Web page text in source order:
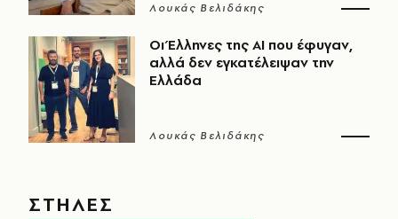
Λουκάς Βελιδάκης
Οι Έλληνες της ΑΙ που έφυγαν,
αλλά δεν εγκατέλειψαν την
Ελλάδα
Λουκάς Βελιδάκης
ΣΤΗΛΕΣ